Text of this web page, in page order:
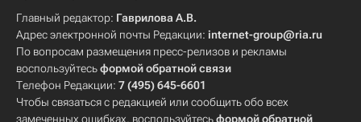
Главный редактор: Гаврилова А.В.
Адрес электронной почты Редакции: internet-group@ria.ru
По вопросам размещения пресс-релизов и рекламы
воспользуйтесьформой обратной связи
Телефон Редакции: 7 (495) 645-6601
Чтобы связаться с редакцией или сообщить обо всех
замеченных ошибках, воспользуйтесьформой обратной